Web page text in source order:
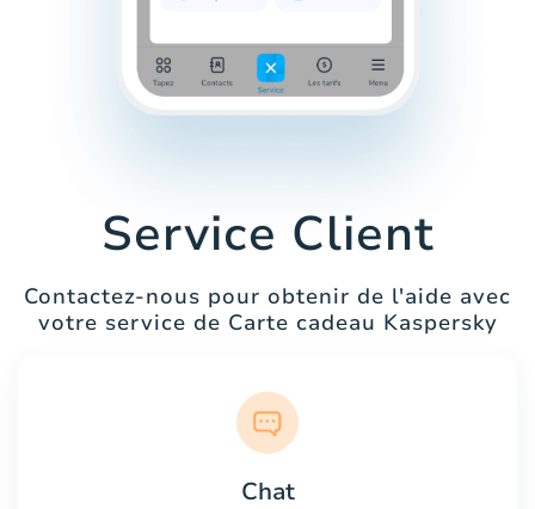
Service Client
Contactez-nous pour obtenir de l'aide avec
votre service de Carte cadeau Kaspersky
Chat